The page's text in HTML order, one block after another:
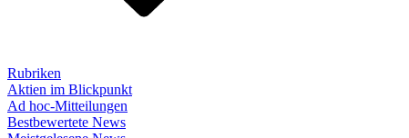
Rubriken
Aktien im Blickpunkt
Ad hoc-Mitteilungen
Bestbewertete News